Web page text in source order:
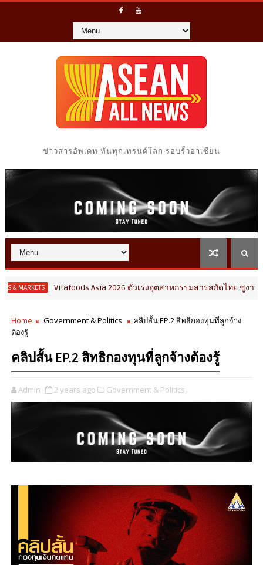
ข่าวสารอัพเดท ทันทุกเทรนด์โลก รอบรั้วอาเซียน
Vitafoods Asia 2026 ตัวเร่งอุตสาหกรรมสารสกัดไทย ชูงานวิจัย
Home Government & Politics
คลิปสั้น EP.2 สิทธิกองทุนที่ลูกจ้าง
ต้องรู้
คลิปสั้น EP.2 สิทธิกองทุนที่ลูกจ้างต้องรู้
Admin 2 years ago Government & Politics,